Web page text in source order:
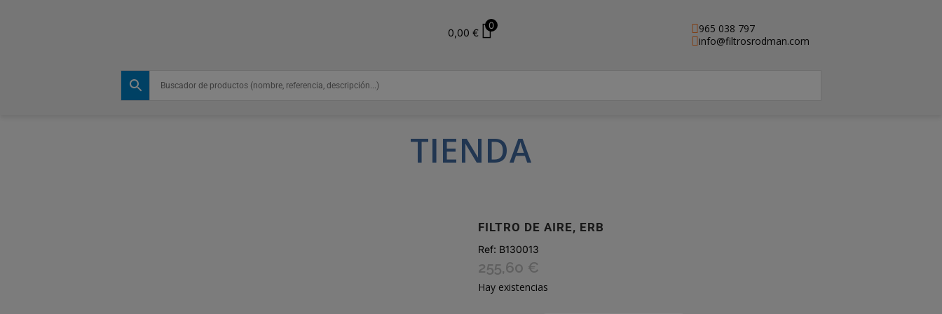
965 038 797
info@filtrosrodman.com
0,00 €
0
TIENDA
FILTRO DE AIRE, ERB
Ref: B130013
255,60 €
Hay existencias